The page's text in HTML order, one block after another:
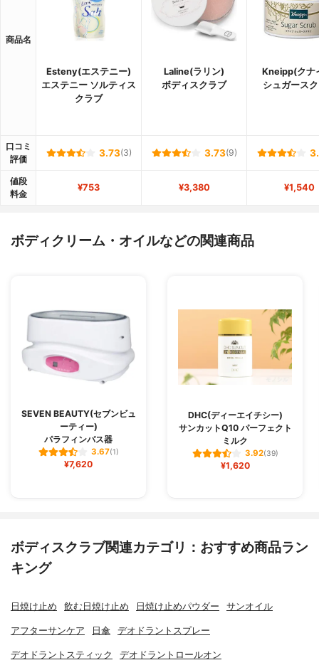
商品名
Esteny(エステニー)
エステニー ソルティス
クラブ
Laline(ラリン)
ボディスクラブ
Kneipp(クナ
シュガース
口コミ
評価
3.73(3) 3.73(9)
値段
料金
¥753 ¥3,380 ¥1,540
ボディクリーム・オイルなどの関連商品
SEVEN BEAUTY(セブンビュ
ーティー)
パラフィンバス器
3.67(1)
¥7,620
DHC(ディーエイチシー)
サンカットQ10 パーフェクト
ミルク
3.92(39)
¥1,620
ボディスクラブ関連カテゴリ：おすすめ商品ラン
キング
日焼け止め 飲む日焼け止め 日焼け止めパウダー サンオイル
アフターサンケア 日傘 デオドラントスプレー
デオドラントスティック デオドラントロールオン